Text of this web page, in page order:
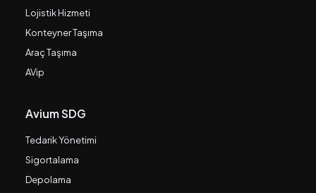
Lojistik Hizmeti
Konteyner Taşıma
Araç Taşıma
AVip
Avium SDG
Tedarik Yönetimi
Sigortalama
Depolama